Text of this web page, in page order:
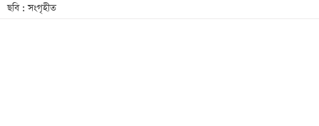
ছবি : সংগৃহীত